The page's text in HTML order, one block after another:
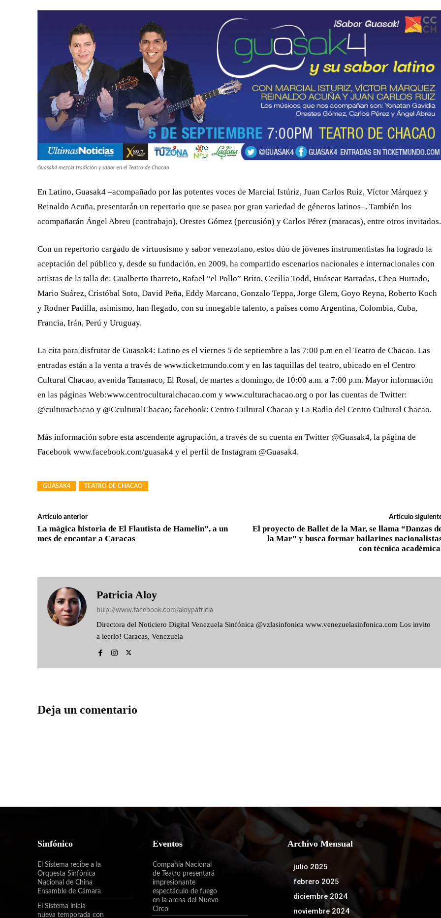
Guasak4 mezcla tradición y sabor en el Teatro de Chacao
En Latino, Guasak4 –acompañado por las potentes voces de Marcial Istúriz, Juan Carlos Ruiz, Víctor Márquez y
Reinaldo Acuña, presentarán un repertorio que se pasea por gran variedad de géneros latinos–. También los
acompañarán Ángel Abreu (contrabajo), Orestes Gómez (percusión) y Carlos Pérez (maracas), entre otros invitados.
Con un repertorio cargado de virtuosismo y sabor venezolano, estos dúo de jóvenes instrumentistas ha logrado la
aceptación del público y, desde su fundación, en 2009, ha compartido escenarios nacionales e internacionales con
artistas de la talla de: Gualberto Ibarreto, Rafael “el Pollo” Brito, Cecilia Todd, Huáscar Barradas, Cheo Hurtado,
Mario Suárez, Cristóbal Soto, David Peña, Eddy Marcano, Gonzalo Teppa, Jorge Glem, Goyo Reyna, Roberto Koch
y Rodner Padilla, asimismo, han llegado, con su innegable talento, a países como Argentina, Colombia, Cuba,
Francia, Irán, Perú y Uruguay.
La cita para disfrutar de Guasak4: Latino es el viernes 5 de septiembre a las 7:00 p.m en el Teatro de Chacao. Las
entradas están a la venta a través de www.ticketmundo.com y en las taquillas del teatro, ubicado en el Centro
Cultural Chacao, avenida Tamanaco, El Rosal, de martes a domingo, de 10:00 a.m. a 7:00 p.m. Mayor información
en las páginas Web:www.centroculturalchacao.com y www.culturachacao.org o por las cuentas de Twitter:
@culturachacao y @CculturalChacao; facebook: Centro Cultural Chacao y La Radio del Centro Cultural Chacao.
Más información sobre esta ascendente agrupación, a través de su cuenta en Twitter @Guasak4, la página de
Facebook www.facebook.com/guasak4 y el perfil de Instagram @Guasak4.
GUASAK4 TEATRO DE CHACAO
Artículo anterior
La mágica historia de El Flautista de Hamelin”, a un
mes de encantar a Caracas
Artículo
El proyecto de Ballet de la Mar, se llama “Danzas
la Mar” y busca formar bailarines
con técnica académica
Patricia Aloy
http://www.facebook.com/aloypatricia
Directora del Noticiero Digital Venezuela Sinfónica @vzlasinfonica www.venezuelasinfonica.com Los invito
a leerlo! Caracas, Venezuela
Deja un comentario
Sinfónico
El Sistema recibe a la
Orquesta Sinfónica
Nacional de China
Ensamble de Cámara
El Sistema inicia
nueva temporada con
Eventos
Compañía Nacional
de Teatro presentará
impresionante
espectáculo de fuego
en la arena del Nuevo
Circo
Archivo Mensual
julio 2025
febrero 2025
diciembre 2024
noviembre 2024